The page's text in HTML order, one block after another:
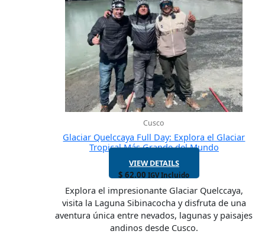
Cusco
Glaciar Quelccaya Full Day: Explora el Glaciar
Tropical Más Grande del Mundo
VIEW DETAILS
$ 62.00 IGV Incluido
Explora el impresionante Glaciar Quelccaya,
visita la Laguna Sibinacocha y disfruta de una
aventura única entre nevados, lagunas y paisajes
andinos desde Cusco.